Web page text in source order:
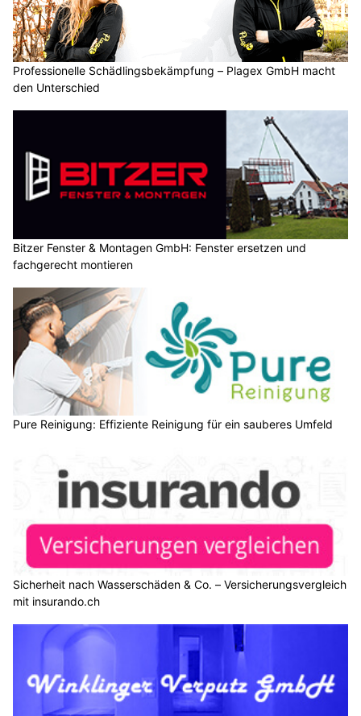
Professionelle Schädlingsbekämpfung – Plagex GmbH macht
den Unterschied
Bitzer Fenster & Montagen GmbH: Fenster ersetzen und
fachgerecht montieren
Pure Reinigung: Effiziente Reinigung für ein sauberes Umfeld
Sicherheit nach Wasserschäden & Co. – Versicherungsvergleich
mit insurando.ch